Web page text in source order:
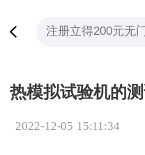
热模拟试验机的
2022-12-05 15:11:34